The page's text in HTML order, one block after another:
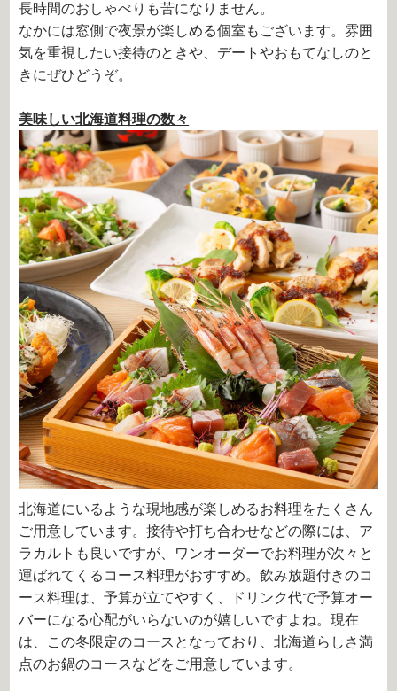
長時間のおしゃべりも苦になりません。
なかには窓側で夜景が楽しめる個室もございます。雰囲
気を重視したい接待のときや、デートやおもてなしのと
きにぜひどうぞ。
美味しい北海道料理の数々
北海道にいるような現地感が楽しめるお料理をたくさん
ご用意しています。接待や打ち合わせなどの際には、ア
ラカルトも良いですが、ワンオーダーでお料理が次々と
運ばれてくるコース料理がおすすめ。飲み放題付きのコ
ース料理は、予算が立てやすく、ドリンク代で予算オー
バーになる心配がいらないのが嬉しいですよね。現在
は、この冬限定のコースとなっており、北海道らしさ満
点のお鍋のコースなどをご用意しています。